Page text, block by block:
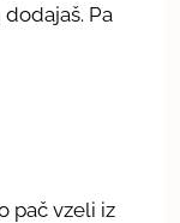
Pa
pač vzeli iz